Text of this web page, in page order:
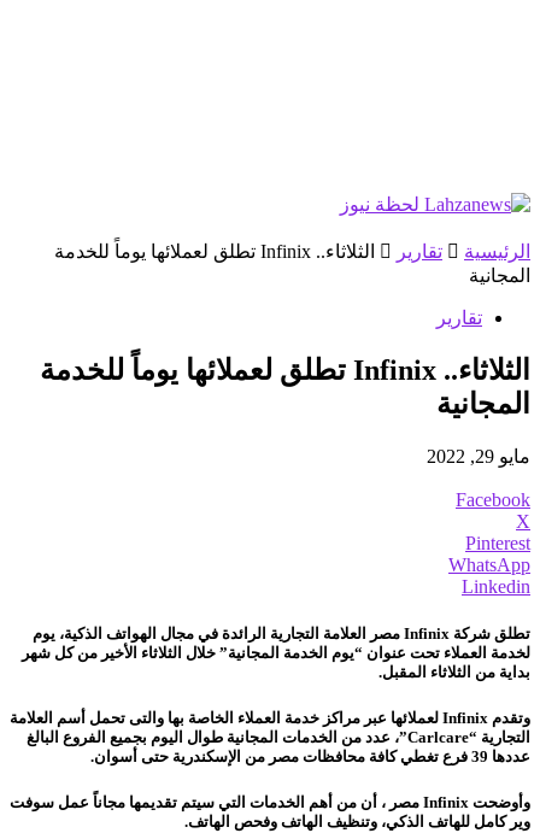
الرئيسية تقارير
الثلاثاء.. Infinix تطلق لعملائها يوماً للخدمة
المجانية
تقارير
الثلاثاء.. Infinix تطلق لعملائها يوماً للخدمة
المجانية
مايو 29, 2022
Facebook
X
Pinterest
WhatsApp
Linkedin
تطلق شركة Infinix مصر العلامة التجارية الرائدة في مجال الهواتف الذكية، يوم
لخدمة العملاء تحت عنوان “يوم الخدمة المجانية” خلال الثلاثاء الأخير من كل شهر
بداية من الثلاثاء المقبل.
وتقدم Infinix لعملائها عبر مراكز خدمة العملاء الخاصة بها والتى تحمل أسم العلامة
التجارية “Carlcare”، عدد من الخدمات المجانية طوال اليوم بجميع الفروع البالغ
عددها 39 فرع تغطي كافة محافظات مصر من الإسكندرية حتى أسوان.
وأوضحت Infinix مصر ، أن من أهم الخدمات التي سيتم تقديمها مجاناً عمل سوفت
وير كامل للهاتف الذكي، وتنظيف الهاتف وفحص الهاتف.